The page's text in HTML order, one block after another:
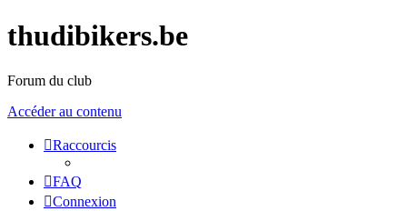
thudibikers.be
Forum du club
Accéder au contenu
Raccourcis
FAQ
Connexion